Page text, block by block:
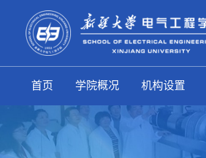
首页 学院概况 机构设置